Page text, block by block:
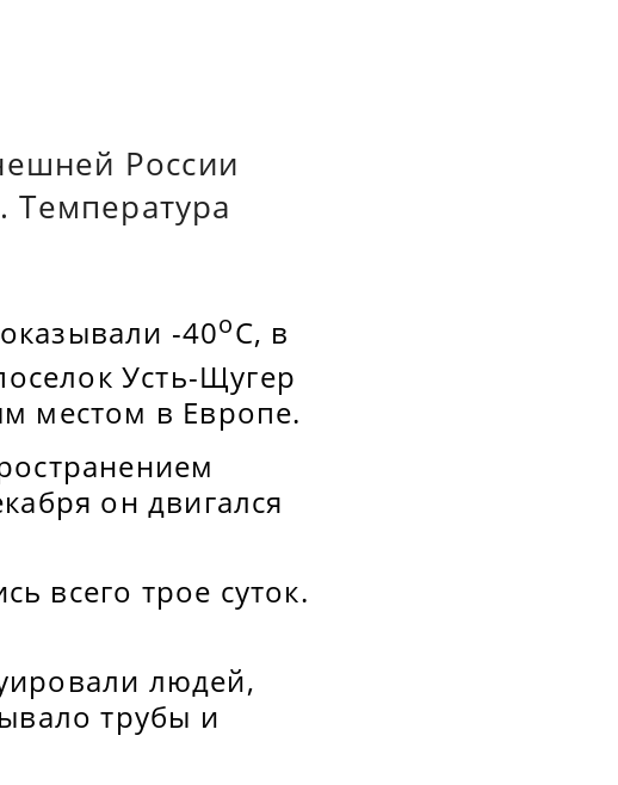
России
-40оС, в
Усть-Щугер
местом в Европе.
он двигался
всего трое суток.
людей,
трубы и